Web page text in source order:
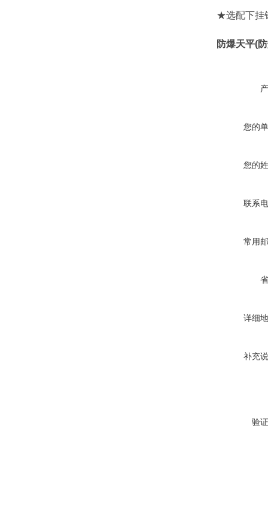
★选配下挂
防爆天平(
您的
您的
联系
常用
详细
补充
验